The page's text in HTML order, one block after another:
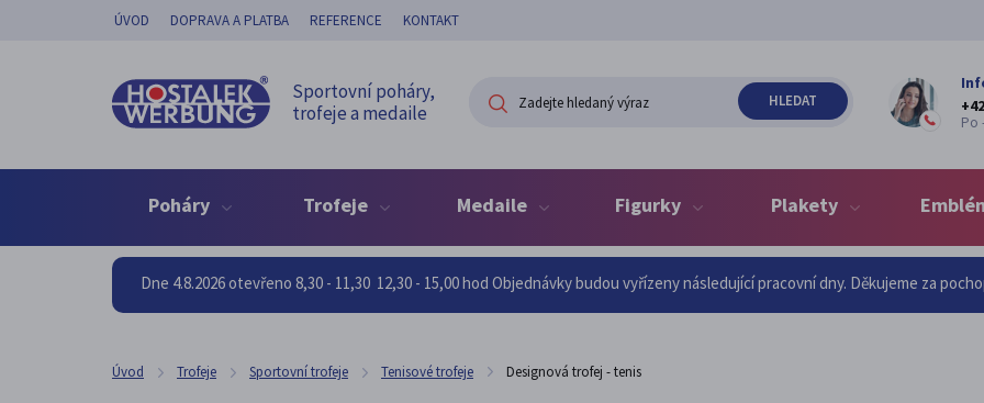
ÚVOD DOPRAVA A PLATBA REFERENCE KONTAKT
Sportovní poháry,
trofeje a medaile
Po
Poháry Trofeje Medaile Figurky Plakety
Dne 4.8.2026 otevřeno 8,30 - 11,30 12,30 - 15,00 hod Objednávky budou vyřízeny následující pracovní dny. Děkujeme za
Úvod Trofeje Sportovní trofeje Tenisové trofeje Designová trofej - tenis